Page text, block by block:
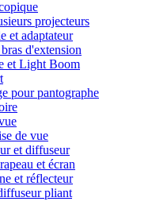
projecteurs
et adaptateur
d'extension
et Light Boom
pour pantographe
de vue
et diffuseur
et écran
et réflecteur
pliant